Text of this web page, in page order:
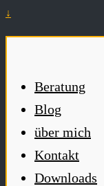
↓
Beratung
Blog
über mich
Kontakt
Downloads